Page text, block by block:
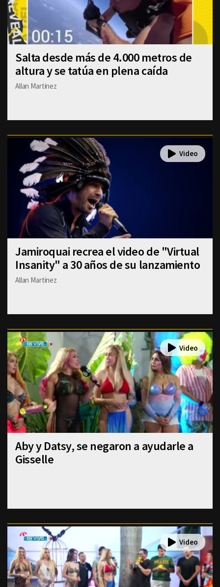
Salta desde más de 4.000 metros de
altura y se tatúa en plena caída
Allan Martinez
Jamiroquai recrea el video de "Virtual
Insanity" a 30 años de su lanzamiento
Allan Martinez
Aby y Datsy, se negaron a ayudarle a
Gisselle